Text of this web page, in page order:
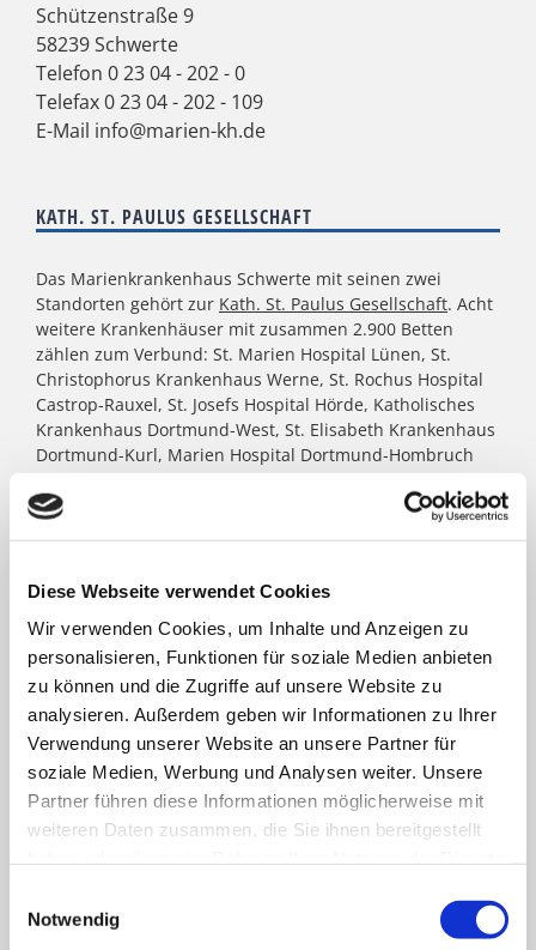
Diese Webseite verwendet Cookies
Wir verwenden Cookies, um Inhalte und Anzeigen zu
personalisieren, Funktionen für soziale Medien anbieten
zu können und die Zugriffe auf unsere Website zu
analysieren. Außerdem geben wir Informationen zu Ihrer
Verwendung unserer Website an unsere Partner für
soziale Medien, Werbung und Analysen weiter. Unsere
Partner führen diese Informationen möglicherweise mit
weiteren Daten zusammen, die Sie ihnen bereitgestellt
Notwendig
Schützenstraße 9
58239 Schwerte
Telefon 0 23 04 - 202 - 0
Telefax 0 23 04 - 202 - 109
E-Mail info@marien-kh.de
KATH. ST. PAULUS GESELLSCHAFT
Das Marienkrankenhaus Schwerte mit seinen zwei
Standorten gehört zur Kath. St. Paulus Gesellschaft. Acht
weitere Krankenhäuser mit zusammen 2.900 Betten
zählen zum Verbund: St. Marien Hospital Lünen, St.
Christophorus Krankenhaus Werne, St. Rochus Hospital
Castrop-Rauxel, St. Josefs Hospital Hörde, Katholisches
Krankenhaus Dortmund-West, St. Elisabeth Krankenhaus
Dortmund-Kurl, Marien Hospital Dortmund-Hombruch
sowie für das St. Johannes Hospital im Zentrum von
Dortmund. Darüber hinaus agieren unter dem Paulus-
Dach Altenheime und eine Jugendhilfe-Einrichtung. Die
katholischen Trägern in Nordrhein- Westfalen; rund
8.500 Menschen arbeiten für das Wohl der ihnen
anvertrauten Patient:innen, Bewohner:innen, Kinder und
Jugendlichen.
FACHBEREICHE
Klinik für Allgemein-, Viszeral- und minimal-
invasive Chirurgie
Klinik für Anästhesiologie & Intensivmedizin